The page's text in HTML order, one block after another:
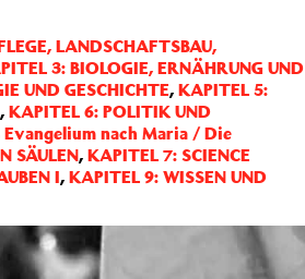
LANDSCHAFTSBAU,
3: BIOLOGIE, ERNÄHRUNG UND
UND GESCHICHTE, KAPITEL 5:
, KAPITEL 6: POLITIK UND
nach Maria / Die
SÄULEN, KAPITEL 7: SCIENCE
I, KAPITEL 9: WISSEN UND